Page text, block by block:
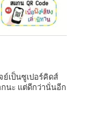
ย์เป็นซูเปอร์คิดส์
นะ แต่ดีกว่านั่นอีก